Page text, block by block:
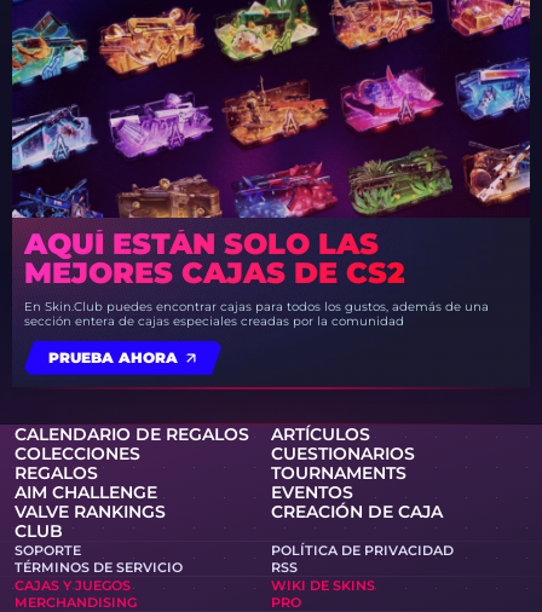
AQUÍ ESTÁN SOLO LAS
MEJORES CAJAS DE CS2
En Skin.Club puedes encontrar cajas para todos los gustos, además de una
sección entera de cajas especiales creadas por la comunidad
PRUEBA AHORA
CALENDARIO DE REGALOS
ARTÍCULOS
COLECCIONES
CUESTIONARIOS
REGALOS
TOURNAMENTS
AIM CHALLENGE
EVENTOS
VALVE RANKINGS
CREACIÓN DE CAJA
CLUB
SOPORTE
POLÍTICA DE PRIVACIDAD
TÉRMINOS DE SERVICIO
RSS
CAJAS Y JUEGOS
WIKI DE SKINS
MERCHANDISING
PRO